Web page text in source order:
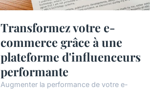
Transformez votre e-
commerce grâce à une
plateforme d'influenceurs
performante
Augmenter la performance de votre e-